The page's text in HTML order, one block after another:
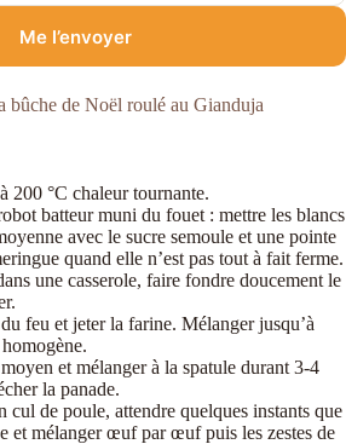
Me l’envoyer
bûche de Noël roulé au Gianduja
200 °C chaleur tournante.
batteur muni du fouet : mettre les blancs
avec le sucre semoule et une pointe
quand elle n’est pas tout à fait ferme.
une casserole, faire fondre doucement le
feu et jeter la farine. Mélanger jusqu’à
et mélanger à la spatule durant 3-4
la panade.
cul de poule, attendre quelques instants que
et mélanger œuf par œuf puis les zestes de